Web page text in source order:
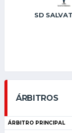
SD
ÁRBITROS
ÁRBITRO PRINCIPAL